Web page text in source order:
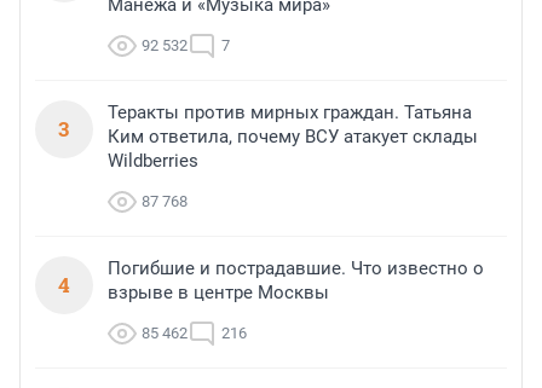
Манежа и «Музыка мира»
92 532 7
3
Теракты против мирных граждан. Татьяна
Ким ответила, почему ВСУ атакует склады
Wildberries
87 768
4
Погибшие и пострадавшие. Что известно о
взрыве в центре Москвы
85 462 216